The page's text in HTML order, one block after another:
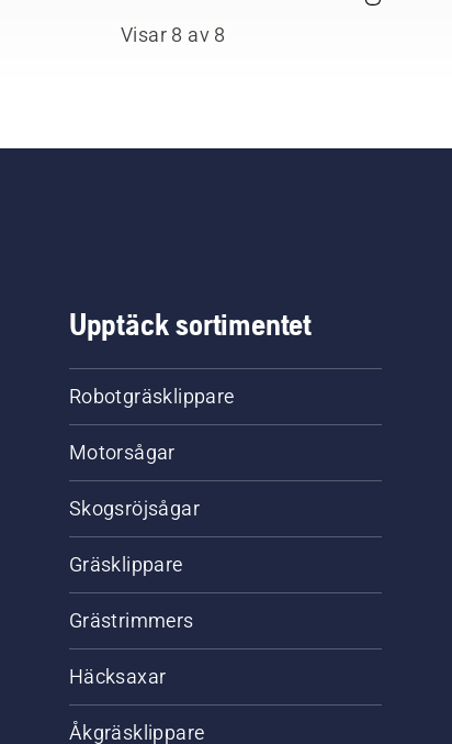
Visar 8 av 8
Upptäck sortimentet
Robotgräsklippare
Motorsågar
Skogsröjsågar
Gräsklippare
Grästrimmers
Häcksaxar
Åkgräsklippare